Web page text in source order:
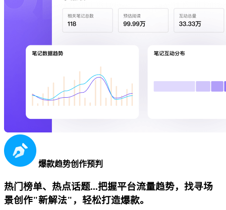
爆款趋势创作预判
热门榜单、热点话题...把握平台流量趋势，找寻场
景创作"新解法"，轻松打造爆款。